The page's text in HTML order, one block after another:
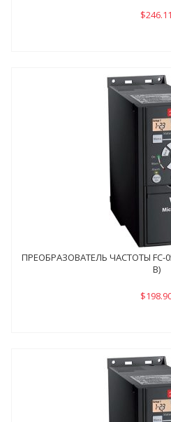
$246.11
ПРЕОБРАЗОВАТЕЛЬ ЧАСТОТЫ FC-
В)